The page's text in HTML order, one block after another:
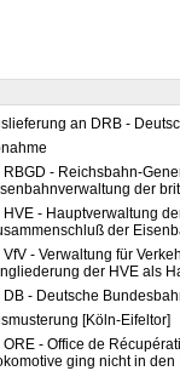
an DRB -
RBGD - Reichsbahn-
der
HVE - Hauptverwaltung
der
VfV - Verwaltung für
der HVE als
DB - Deutsche
[Köln-Eifeltor]
ORE - Office de
ging nicht in